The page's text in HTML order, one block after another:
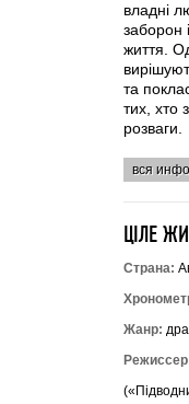
владні
заборон
життя.
та
тих, хто
розваги.
вся
ЦІЛЕ
Страна:
Жанр: